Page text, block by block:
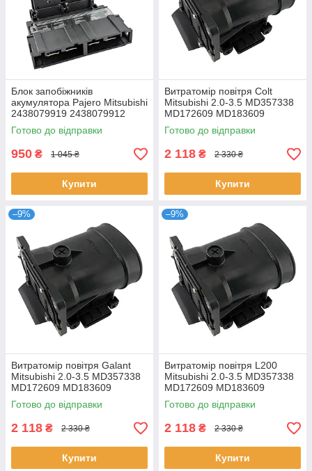
Блок запобіжників
акумулятора Pajero Mitsubishi
2438079919 2438079912
243807994A 24380-79912
24380-7994A
Готово до відправки
950 ₴ 1 045 ₴
Купити
Витратомір повітря Colt
Mitsubishi 2.0-3.5 MD357338
MD172609 MD183609
E5T06071
Готово до відправки
2 118 ₴ 2 330 ₴
Купити
–9%
Витратомір повітря Galant
Mitsubishi 2.0-3.5 MD357338
MD172609 MD183609
E5T06071
Готово до відправки
2 118 ₴ 2 330 ₴
Купити
–9%
Витратомір повітря L200
Mitsubishi 2.0-3.5 MD357338
MD172609 MD183609
E5T06071
Готово до відправки
2 118 ₴ 2 330 ₴
Купити